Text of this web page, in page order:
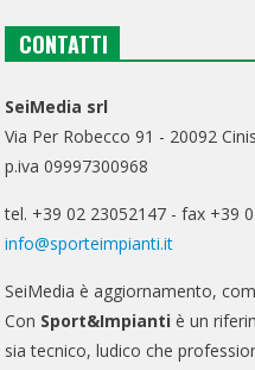
CONTATTI
SeiMedia srl
Via Per Robecco 91 - 20092
p.iva 09997300968
tel. +39 02 23052147 - fax +39
info@sporteimpianti.it
SeiMedia è aggiornamento,
Con Sport&Impianti è un
sia tecnico, ludico che